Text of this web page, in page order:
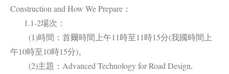
Construction and How We Prepare：
1.1-2場次：
(1)時間：首爾時間上午11時至11時15分(我國時間上
午10時至10時15分)。
(2)主題：Advanced Technology for Road Design,